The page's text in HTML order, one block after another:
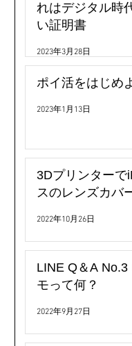
れはデジタル時
い証明書
2023年3月28日
ポイ活をはじめ
2023年1月13日
3Dプリンターで
スのレンズカバ
2022年10月26日
LINE Q＆A No.3
モって何？
2022年9月27日